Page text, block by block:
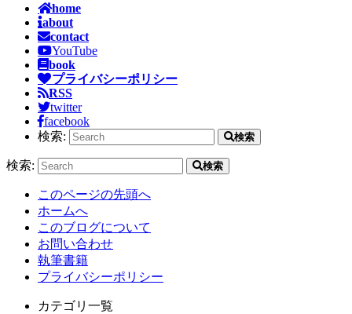
home
about
contact
YouTube
book
プライバシーポリシー
RSS
twitter
facebook
検索: 検索
検索: 検索
このページの先頭へ
ホームへ
このブログについて
お問い合わせ
執筆書籍
プライバシーポリシー
カテゴリ一覧